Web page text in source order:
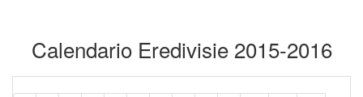
Calendario Eredivisie 2015-2016